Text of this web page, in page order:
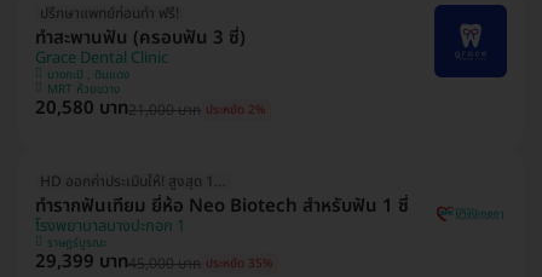
ปรึกษาแพทย์ก่อนทำ ฟรี!
ทำสะพานฟัน (ครอบฟัน 3 ซี่)
Grace Dental Clinic
บางกะปิ , ดินแดง
MRT ห้วยขวาง
20,580 บาท21,000 บาท ประหยัด 2%
HD ออกค่าประเมินให้! สูงสุด 1500 บ.
ทำรากฟันเทียม ยี่ห้อ Neo Biotech สำหรับฟัน 1 ซี่
โรงพยาบาลบางปะกอก 1
ราษฎร์บูรณะ
29,399 บาท45,000 บาท ประหยัด 35%